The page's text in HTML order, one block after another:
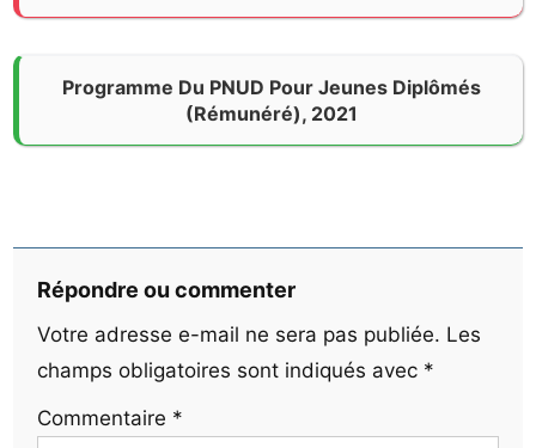
Programme Du PNUD Pour Jeunes Diplômés
(Rémunéré), 2021
Répondre ou commenter
Votre adresse e-mail ne sera pas publiée. Les
champs obligatoires sont indiqués avec *
Commentaire *